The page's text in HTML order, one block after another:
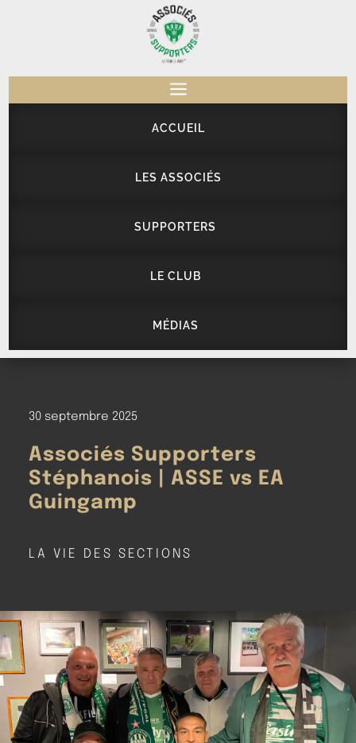
a
ACCUEIL
LES ASSOCIÉS
SUPPORTERS
LE CLUB
MÉDIAS
30 septembre 2025
Associés Supporters
Stéphanois | ASSE vs EA
Guingamp
LA VIE DES SECTIONS